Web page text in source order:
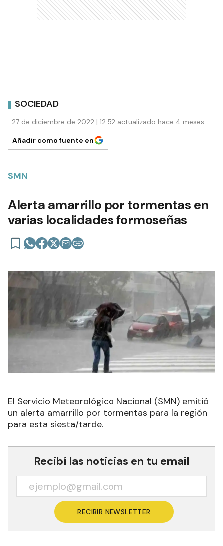
SOCIEDAD
27 de diciembre de 2022 | 12:52 actualizado hace 4 meses
Añadir como fuente en
SMN
Alerta amarrillo por tormentas en
varias localidades formoseñas
El Servicio Meteorológico Nacional (SMN) emitió
un alerta amarrillo por tormentas para la región
para esta siesta/tarde.
Recibí las noticias en tu email
RECIBIR NEWSLETTER